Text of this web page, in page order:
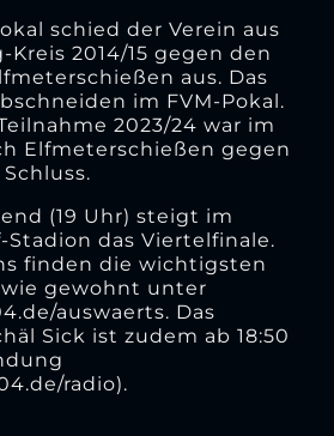
schied der Verein aus
2014/15 gegen den
aus. Das
im FVM-Pokal.
2023/24 war im
Elfmeterschießen gegen
(19 Uhr) steigt im
das Viertelfinale.
finden die wichtigsten
gewohnt unter
auswaerts. Das
Sick ist zudem ab 18:50
radio).